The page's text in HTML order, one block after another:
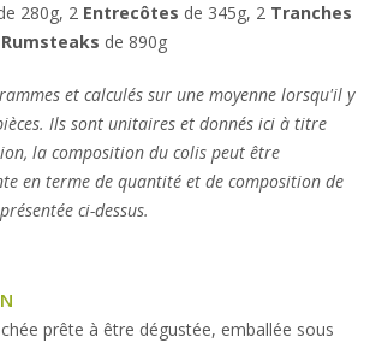
280g, 2 Entrecôtes de 345g, 2 Tranches
Rumsteaks de 890g
et calculés sur une moyenne lorsqu'il y
Ils sont unitaires et donnés ici à titre
la composition du colis peut être
en terme de quantité et de composition de
ci-dessus.
prête à être dégustée, emballée sous